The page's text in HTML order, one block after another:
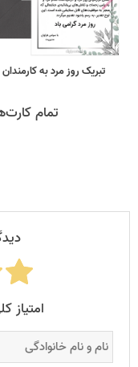
تبریک روز مرد به کارمندان
تمام
امتیاز کلی: ۵ از ۵ |